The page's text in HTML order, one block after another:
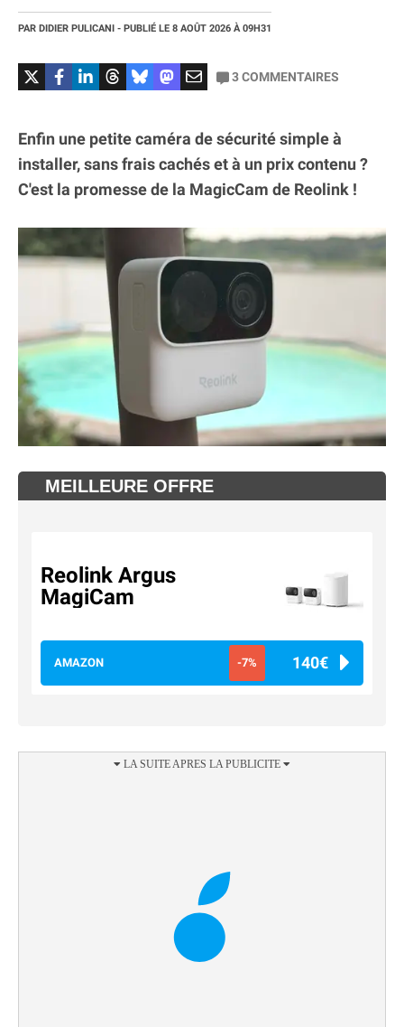
PAR DIDIER PULICANI - PUBLIÉ LE 8 AOÛT 2026 À 09H31
3COMMENTAIRES
Enfin une petite caméra de sécurité simple à
installer, sans frais cachés et à un prix contenu ?
C'est la promesse de la MagicCam de Reolink !
MEILLEURE OFFRE
Reolink Argus
MagiCam
AMAZON -7% 140€